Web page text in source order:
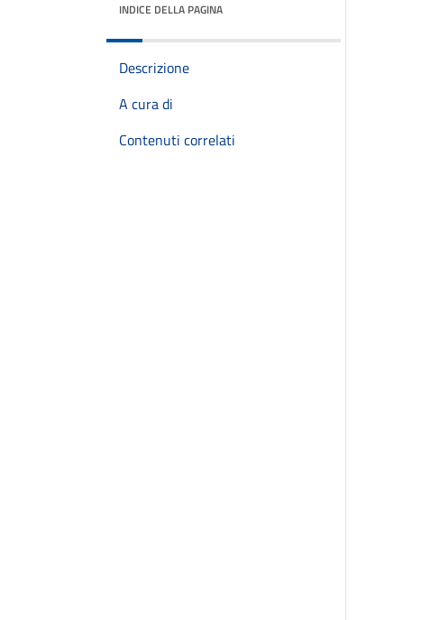
INDICE DELLA PAGINA
Descrizione
A cura di
Contenuti correlati